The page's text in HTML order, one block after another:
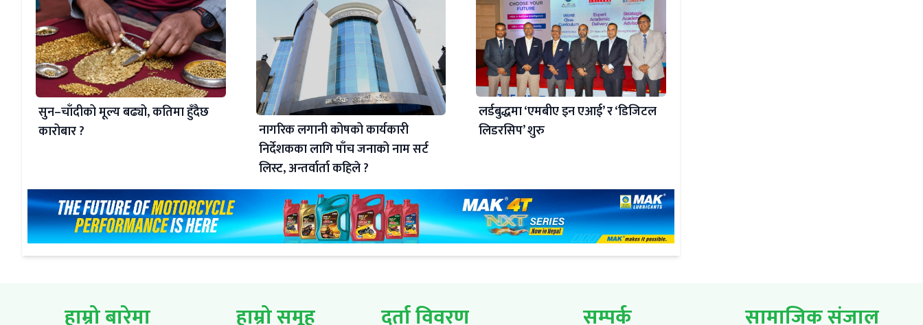
सुन–चाँदीको मूल्य बढ्यो, कतिमा हुँदैछ
कारोबार ?
नागरिक लगानी कोषको कार्यकारी
निर्देशकका लागि पाँच जनाको नाम सर्ट
लिस्ट, अन्तर्वार्ता कहिले ?
लर्डबुद्धमा ‘एमबीए इन एआई’ र ‘डिजिटल
लिडरसिप’ शुरु
हाम्रो बारेमा हाम्रो समूह दर्ता विवरण सम्पर्क सामाजिक संजाल